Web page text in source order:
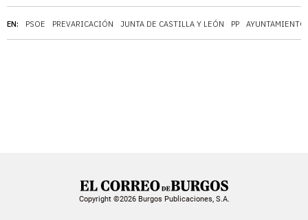
EN: PSOE PREVARICACIÓN JUNTA DE CASTILLA Y LEÓN PP
Copyright ©2026 Burgos Publicaciones, S.A.